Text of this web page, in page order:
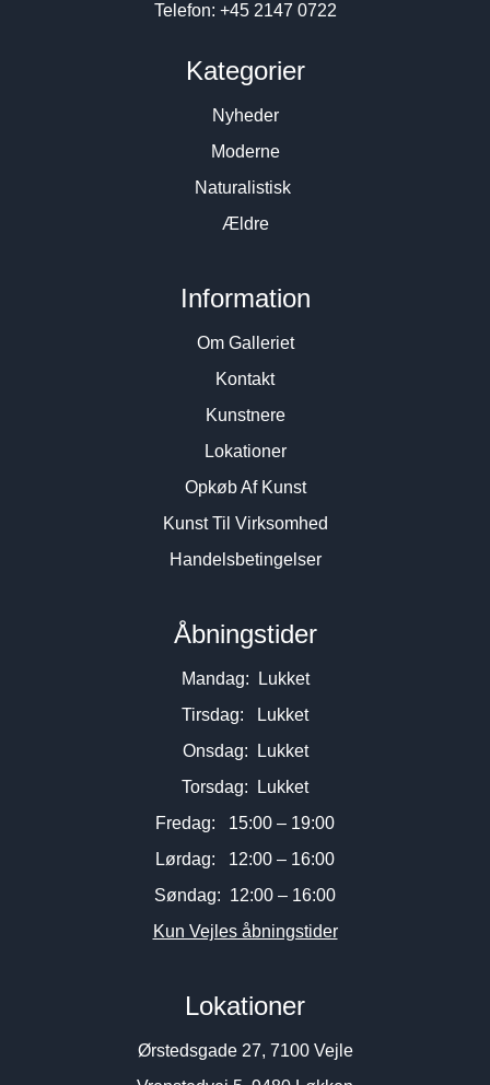
Telefon: +45 2147 0722
Kategorier
Nyheder
Moderne
Naturalistisk
Ældre
Information
Om Galleriet
Kontakt
Kunstnere
Lokationer
Opkøb Af Kunst
Kunst Til Virksomhed
Handelsbetingelser
Åbningstider
Mandag: Lukket
Tirsdag: Lukket
Onsdag: Lukket
Torsdag: Lukket
Fredag: 15:00 – 19:00
Lørdag: 12:00 – 16:00
Søndag: 12:00 – 16:00
Kun Vejles åbningstider
Lokationer
Ørstedsgade 27, 7100 Vejle